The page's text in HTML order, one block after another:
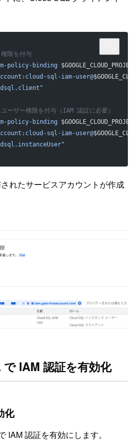
限を付与
policy-binding
sql-iam-user@
ザー権限を付与（IAM 認証に必要）
policy-binding
sql-iam-user@
れたサービスアカウントが作成
IAM 認証を有効化
化
IAM 認証を有効にします。